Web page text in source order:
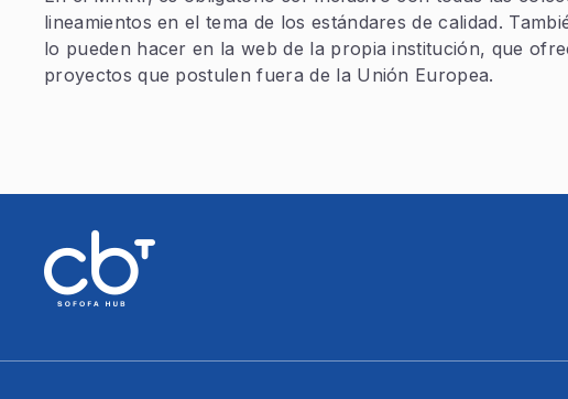
lineamientos en el tema de los estándares de calidad.
lo pueden hacer en la web de la propia institución, que
proyectos que postulen fuera de la Unión Europea.